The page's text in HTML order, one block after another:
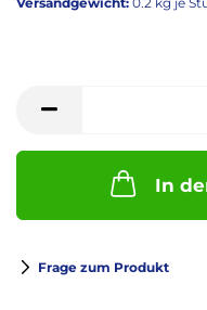
In
Frage zum Produkt